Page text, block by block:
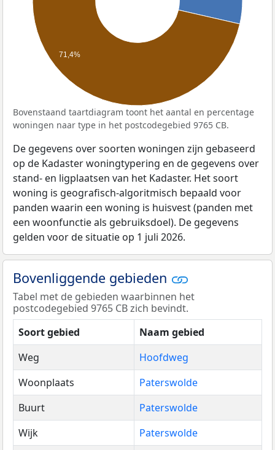
71,4%
Bovenstaand taartdiagram toont het aantal en percentage
woningen naar type in het postcodegebied 9765 CB.
De gegevens over soorten woningen zijn gebaseerd
op de Kadaster woningtypering en de gegevens over
stand- en ligplaatsen van het Kadaster. Het soort
woning is geografisch-algoritmisch bepaald voor
panden waarin een woning is huisvest (panden met
een woonfunctie als gebruiksdoel). De gegevens
gelden voor de situatie op 1 juli 2026.
Bovenliggende gebieden
Tabel met de gebieden waarbinnen het
postcodegebied 9765 CB zich bevindt.
Soort gebied
Naam gebied
Weg
Hoofdweg
Woonplaats
Paterswolde
Buurt
Paterswolde
Wijk
Paterswolde